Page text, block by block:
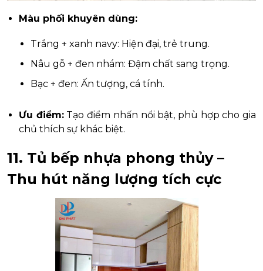
Màu phối khuyên dùng:
Trắng + xanh navy: Hiện đại, trẻ trung.
Nâu gỗ + đen nhám: Đậm chất sang trọng.
Bạc + đen: Ấn tượng, cá tính.
Ưu điểm:Tạo điểm nhấn nổi bật, phù hợp cho gia
chủ thích sự khác biệt.
11. Tủ bếp nhựa phong thủy –
Thu hút năng lượng tích cực